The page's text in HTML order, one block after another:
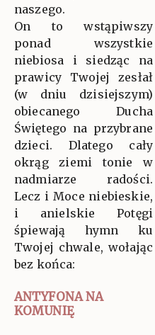
naszego.
On to wstąpiwszy
ponad wszystkie
niebiosa i siedząc na
prawicy Twojej zesłał
(w dniu dzisiejszym)
obiecanego Ducha
Świętego na przybrane
dzieci. Dlatego cały
okrąg ziemi tonie w
nadmiarze radości.
Lecz i Moce niebieskie,
i anielskie Potęgi
śpiewają hymn ku
Twojej chwale, wołając
bez końca:
ANTYFONA NA
KOMUNIĘ